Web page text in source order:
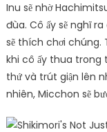
Inu sẽ nhờ
đùa. Cô ấy sẽ nghĩ
sẽ thích chơi chúng.
khi cô ấy thua trong
thứ và trút giận lên
nhiên, Micchon sẽ